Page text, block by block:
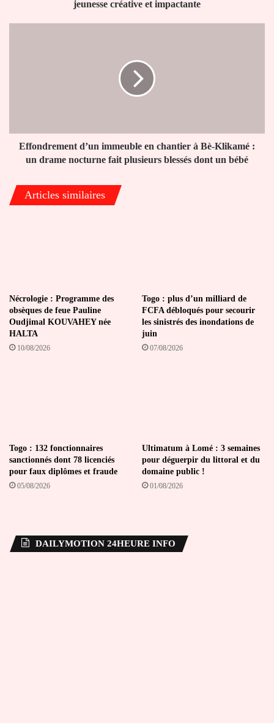
jeunesse créative et impactante
:
drame
fait
plusieurs
Effondrement d’un immeuble en chantier à Bè-Klikamé :
un drame nocturne fait plusieurs blessés dont un bébé
Articles similaires
Nécrologie : Programme des
obsèques de feue Pauline
Oudjimal KOUVAHEY née
HALTA
10/08/2026
Togo : plus d’un milliard de
FCFA débloqués pour secourir
les sinistrés des inondations de
juin
07/08/2026
Togo : 132 fonctionnaires
sanctionnés dont 78 licenciés
pour faux diplômes et fraude
05/08/2026
Ultimatum à Lomé : 3 semaines
pour déguerpir du littoral et du
domaine public !
01/08/2026
DAILYMOTION 24HEURE INFO